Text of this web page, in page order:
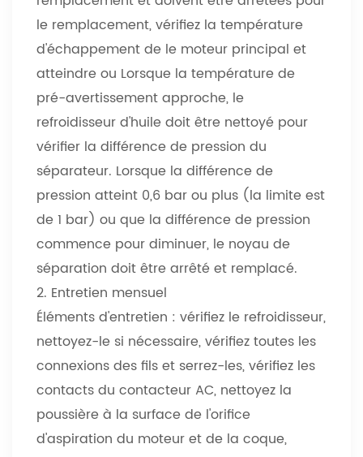
le remplacement, vérifiez la température
d'échappement de le moteur principal et
atteindre ou Lorsque la température de
pré-avertissement approche, le
refroidisseur d'huile doit être nettoyé pour
vérifier la différence de pression du
séparateur. Lorsque la différence de
pression atteint 0,6 bar ou plus (la limite est
de 1 bar) ou que la différence de pression
commence pour diminuer, le noyau de
séparation doit être arrêté et remplacé.
2. Entretien mensuel
Éléments d'entretien : vérifiez le refroidisseur,
nettoyez-le si nécessaire, vérifiez toutes les
connexions des fils et serrez-les, vérifiez les
contacts du contacteur AC, nettoyez la
poussière à la surface de l'orifice
d'aspiration du moteur et de la coque,